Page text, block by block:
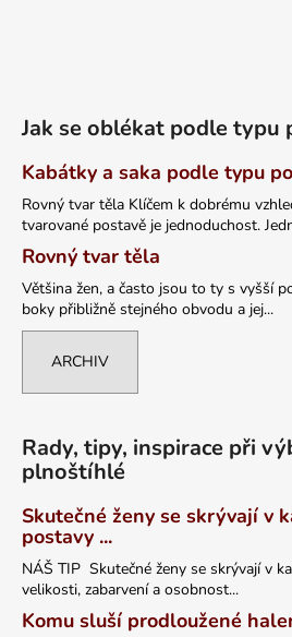
Jak se oblékat podle typu
Kabátky a saka podle typu
Rovný tvar těla Klíčem k dobrému
tvarované postavě je jednoduchost.
Rovný tvar těla
Většina žen, a často jsou to ty s vyšší
boky přibližně stejného obvodu a jej...
ARCHIV
Rady, tipy, inspirace při
plnoštíhlé
Skutečné ženy se skrývají v
postavy ...
NÁŠ TIP Skutečné ženy se skrývají v
velikosti, zabarvení a osobnost...
Komu sluší prodloužené